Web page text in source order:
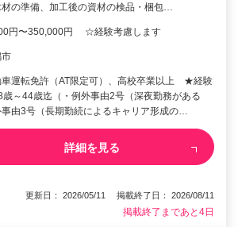
材の準備、加工後の資材の検品・梱包…
円〜350,000円 ☆経験考慮します
車運転免許（AT限定可）、高校卒業以上 ★経験
～44歳迄（・例外事由2号（深夜勤務がある
由3号（長期勤続によるキャリア形成の…
詳細を見る
更新日： 2026/05/11 掲載終了日： 2026/08/11
掲載終了まであと4日